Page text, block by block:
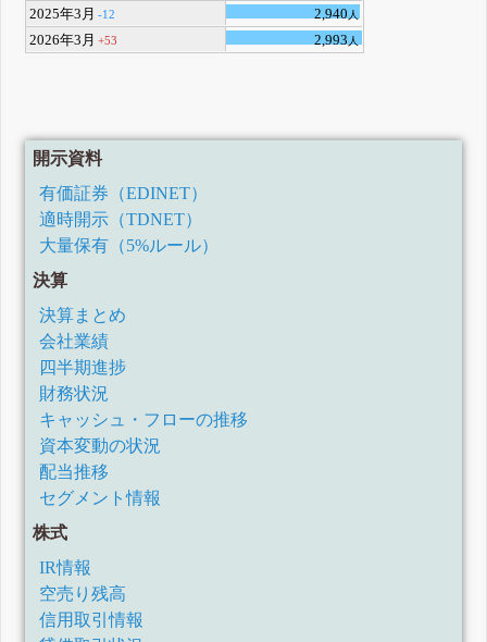
2025年3月 -12 2,940 人
2026年3月 +53 2,993 人
開示資料
有価証券（EDINET）
適時開示（TDNET）
大量保有（5%ルール）
決算
決算まとめ
会社業績
四半期進捗
財務状況
キャッシュ・フローの推移
資本変動の状況
配当推移
セグメント情報
株式
IR情報
空売り残高
信用取引情報